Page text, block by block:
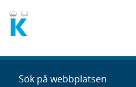
Sök på webbplatsen